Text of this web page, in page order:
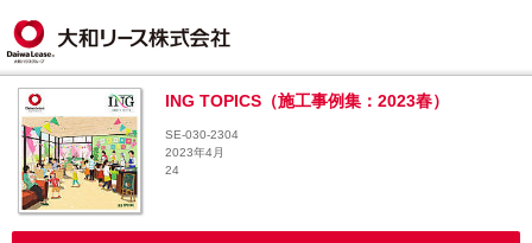
ING TOPICS（施工事例集：2023春）
SE-030-2304
2023年4月
24